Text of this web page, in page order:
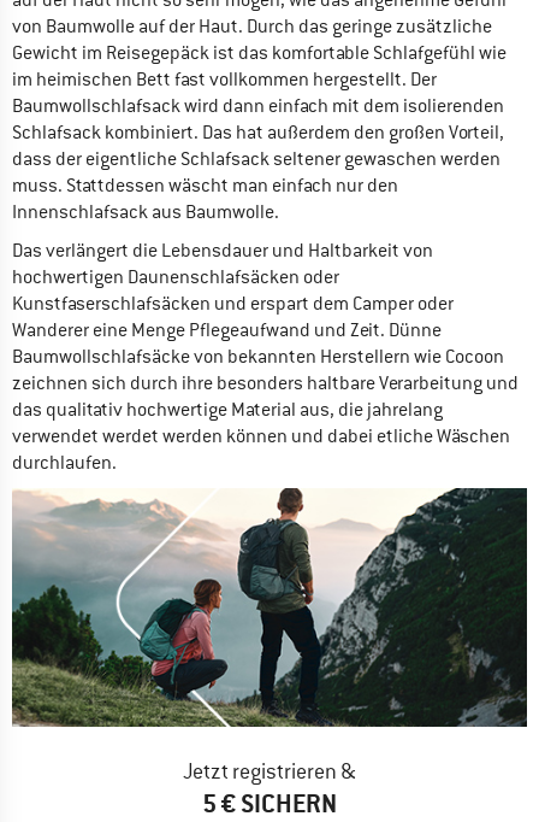
von Baumwolle auf der Haut. Durch das geringe zusätzliche
Gewicht im Reisegepäck ist das komfortable Schlafgefühl wie
im heimischen Bett fast vollkommen hergestellt. Der
Baumwollschlafsack wird dann einfach mit dem isolierenden
Schlafsack kombiniert. Das hat außerdem den großen Vorteil,
dass der eigentliche Schlafsack seltener gewaschen werden
muss. Stattdessen wäscht man einfach nur den
Innenschlafsack aus Baumwolle.
Das verlängert die Lebensdauer und Haltbarkeit von
hochwertigen Daunenschlafsäcken oder
Kunstfaserschlafsäcken und erspart dem Camper oder
Wanderer eine Menge Pflegeaufwand und Zeit. Dünne
Baumwollschlafsäcke von bekannten Herstellern wie Cocoon
zeichnen sich durch ihre besonders haltbare Verarbeitung und
das qualitativ hochwertige Material aus, die jahrelang
verwendet werdet werden können und dabei etliche Wäschen
durchlaufen.
Jetzt registrieren &
5 € SICHERN